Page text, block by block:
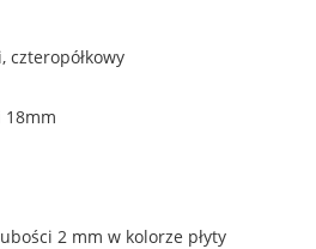
czteropółkowy
18mm
2 mm w kolorze płyty